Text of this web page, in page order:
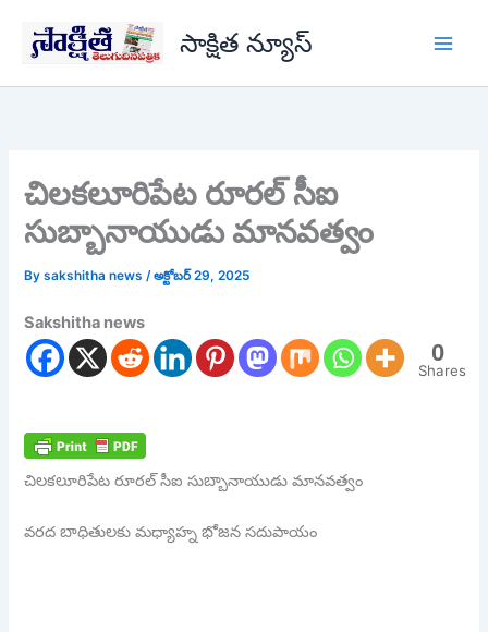
content
సాక్షిత న్యూస్
చిలకలూరిపేట రూరల్ సీఐ
సుబ్బానాయుడు మానవత్వం
Bysakshitha news/అక్టోబర్ 29, 2025
Sakshitha news
0
Shares
చిలకలూరిపేట రూరల్ సీఐ సుబ్బానాయుడు మానవత్వం
వరద బాధితులకు మధ్యాహ్న భోజన సదుపాయం